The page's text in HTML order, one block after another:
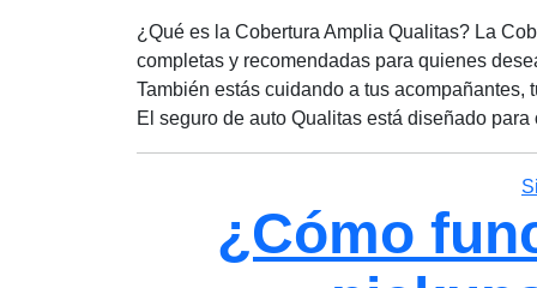
¿Qué es la Cobertura Amplia Qualitas? La
completas y recomendadas para quienes
También estás cuidando a tus
El seguro de auto Qualitas está diseñado
¿Cómo